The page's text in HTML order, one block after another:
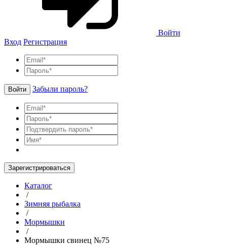
Войти
Вход Регистрация
Войти Забыли пароль?
Зарегистрироваться
Каталог
/
Зимняя рыбалка
/
Мормышки
/
Мормышки свинец №75